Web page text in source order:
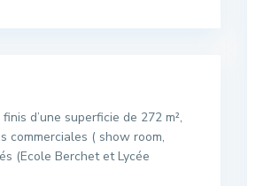
d’une superficie de 272 m²,
commerciales ( show room,
(Ecole Berchet et Lycée